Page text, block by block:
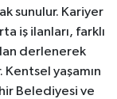
sunulur. Kariyer
iş ilanları, farklı
derlenerek
yaşamın
Belediyesi ve